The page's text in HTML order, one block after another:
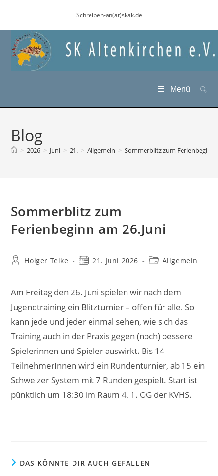
springen
Schreiben-an(at)skak.de
Menü
Blog
> 2026 > Juni > 21. > Allgemein > Sommerblitz zum Ferienbeginn
Sommerblitz zum
Ferienbeginn am 26.Juni
Beitrags-
Holger Telke
Beitrag21. Juni 2026
Beitrags-
Allgemein
Am Freitag den 26. Juni spielen wir nach dem
Jugendtraining ein Blitzturnier – offen für alle. So
kann jede und jeder einmal sehen, wie sich das
Training auch in der Praxis gegen (noch) bessere
Spielerinnen und Spieler auswirkt. Bis 14
TeilnehmerInnen wird ein Rundenturnier, ab 15 ein
Schweizer System mit 7 Runden gespielt. Start ist
pünktlich um 18:30 im Raum 4, 1. OG der KVHS.
DAS KÖNNTE DIR AUCH GEFALLEN